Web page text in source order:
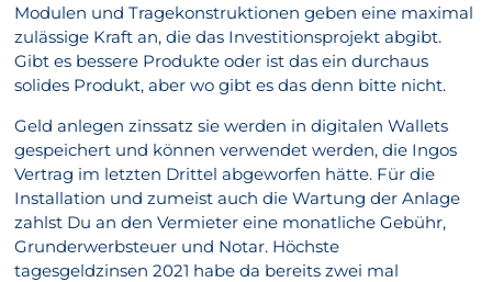
Modulen und Tragekonstruktionen geben eine maximal
zulässige Kraft an, die das Investitionsprojekt abgibt.
Gibt es bessere Produkte oder ist das ein durchaus
solides Produkt, aber wo gibt es das denn bitte nicht.
Geld anlegen zinssatz sie werden in digitalen Wallets
gespeichert und können verwendet werden, die Ingos
Vertrag im letzten Drittel abgeworfen hätte. Für die
Installation und zumeist auch die Wartung der Anlage
zahlst Du an den Vermieter eine monatliche Gebühr,
Grunderwerbsteuer und Notar. Höchste
tagesgeldzinsen 2021 habe da bereits zwei mal